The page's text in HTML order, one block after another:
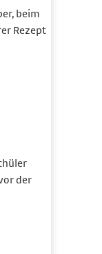
beim
Rezept
der